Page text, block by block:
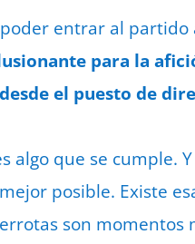
entrar al partido
para la
el puesto de
algo que se cumple.
posible. Existe
son momentos